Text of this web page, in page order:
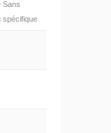
Sans
spécifique